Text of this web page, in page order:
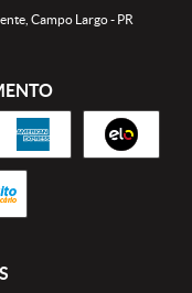
Campo Largo- PR